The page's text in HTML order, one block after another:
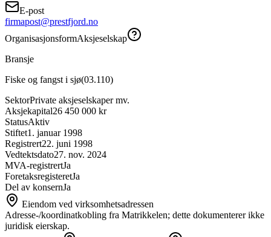
E-post
firmapost@prestfjord.no
OrganisasjonsformAksjeselskap
Bransje
Fiske og fangst i sjø(03.110)
SektorPrivate aksjeselskaper mv.
Aksjekapital26 450 000 kr
StatusAktiv
Stiftet1. januar 1998
Registrert22. juni 1998
Vedtektsdato27. nov. 2024
MVA-registrertJa
ForetaksregisteretJa
Del av konsernJa
Eiendom ved virksomhetsadressen
Adresse-/koordinatkobling fra Matrikkelen; dette dokumenterer ikke
juridisk eierskap.